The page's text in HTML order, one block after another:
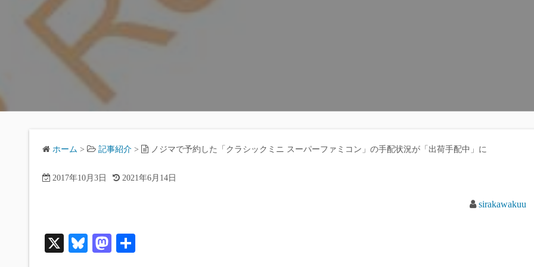
ホーム > 記事紹介 > ノジマで予約した「クラシックミニ スーパーファミコン」の手配状況が「出荷手配中」に
2017年10月3日 2021年6月14日
sirakawakuu
X
Bl M